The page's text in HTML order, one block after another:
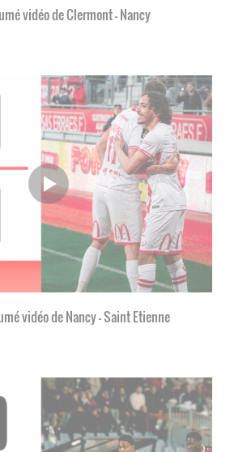
vidéo de Clermont - Nancy
vidéo de Nancy - Saint Etienne